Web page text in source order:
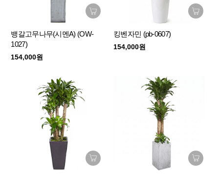
뱅갈고무나무(시멘A) (OW-
1027)
154,000원
킹벤자민 (pb-0607)
154,000원